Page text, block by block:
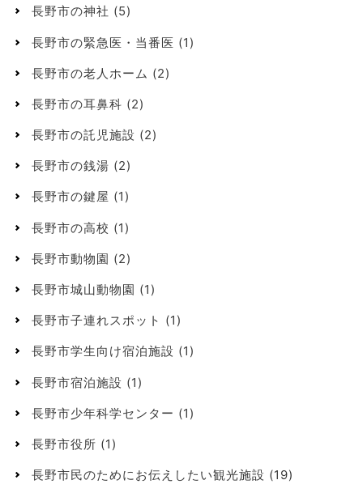
長野市の神社 (5)
長野市の緊急医・当番医 (1)
長野市の老人ホーム (2)
長野市の耳鼻科 (2)
長野市の託児施設 (2)
長野市の銭湯 (2)
長野市の鍵屋 (1)
長野市の高校 (1)
長野市動物園 (2)
長野市城山動物園 (1)
長野市子連れスポット (1)
長野市学生向け宿泊施設 (1)
長野市宿泊施設 (1)
長野市少年科学センター (1)
長野市役所 (1)
長野市民のためにお伝えしたい観光施設 (19)